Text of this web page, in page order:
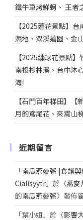
鐵牛車烤鮮蚵、 王者
【2025蓮花景點】
濕地、双溪蓮園、金
【2025繡球花景點
南投杉林溪、台中沐
海!
【石門百年梯田】
月的鳶尾花、來嵩山
近期留言
「南瓜燕麥粥 |食譜
Cialisyytr 」於〈燕麥
的南瓜燕麥粥〉發佈
「葉小姐 」於〈影響